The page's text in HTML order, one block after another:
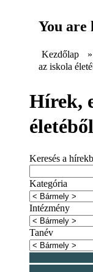
You are
Kezdőlap »
az iskola
Hírek,
életéből
Keresés a
Kategória
Intézmény
Tanév